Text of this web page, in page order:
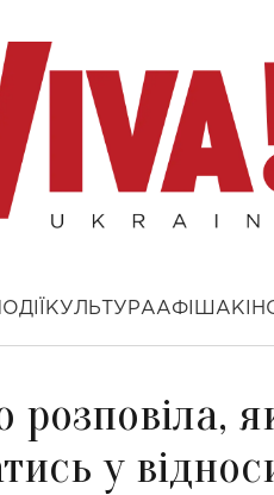
КУЛЬТУРААФІША
у